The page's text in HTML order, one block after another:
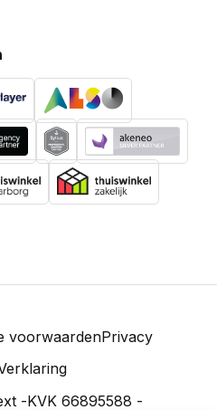
voorwaardenPrivacy
-KVK 66895588 -